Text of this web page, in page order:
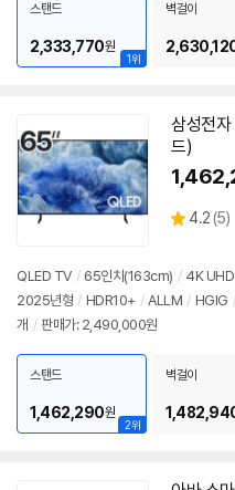
1위
스탠드
2,333,770원
벽걸이
삼성전
드)
별
4.2 (상
5)
QLED TV / 65인치(163cm) / 4K UHD
2025년형 / HDR10+ / ALLM / HGIG /
개 / 판매가: 2,490,000원
2위
스탠드
1,462,290원
벽걸이